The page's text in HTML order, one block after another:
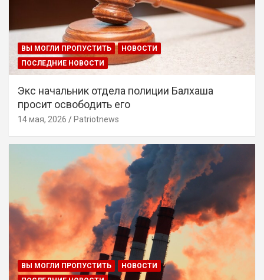
ВЫ МОГЛИ ПРОПУСТИТЬ
НОВОСТИ
ПОСЛЕДНИЕ НОВОСТИ
Экс начальник отдела полиции Балхаша
просит освободить его
14 мая, 2026 Patriotnews
ВЫ МОГЛИ ПРОПУСТИТЬ
НОВОСТИ